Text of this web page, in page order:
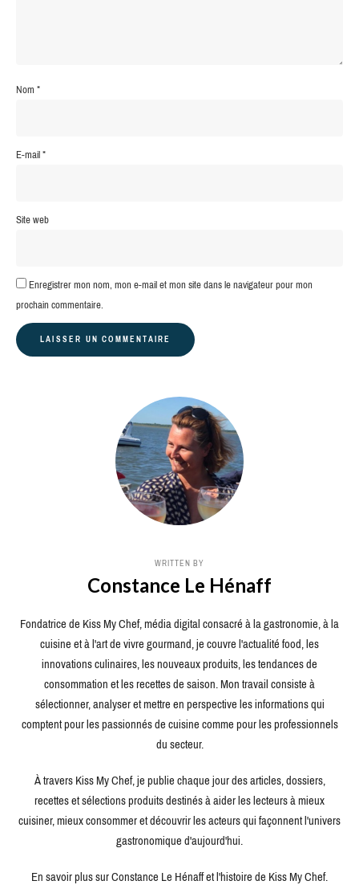
Nom*
E-mail*
Site web
Enregistrer mon nom, mon e-mail et mon site dans le navigateur pour mon
prochain commentaire.
WRITTEN BY
Constance Le Hénaff
Fondatrice de Kiss My Chef, média digital consacré à la gastronomie, à la
cuisine et à l'art de vivre gourmand, je couvre l'actualité food, les
innovations culinaires, les nouveaux produits, les tendances de
consommation et les recettes de saison. Mon travail consiste à
sélectionner, analyser et mettre en perspective les informations qui
comptent pour les passionnés de cuisine comme pour les professionnels
du secteur.
À travers Kiss My Chef, je publie chaque jour des articles, dossiers,
recettes et sélections produits destinés à aider les lecteurs à mieux
cuisiner, mieux consommer et découvrir les acteurs qui façonnent l'univers
gastronomique d'aujourd'hui.
En savoir plus sur Constance Le Hénaff et l'histoire de Kiss My Chef.